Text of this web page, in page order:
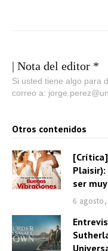
| Nota del editor *
Si usted tiene algo para
correo a:
Otros contenidos
ser
6 agosto,